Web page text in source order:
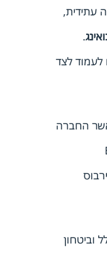
.
החברה
וביטחון